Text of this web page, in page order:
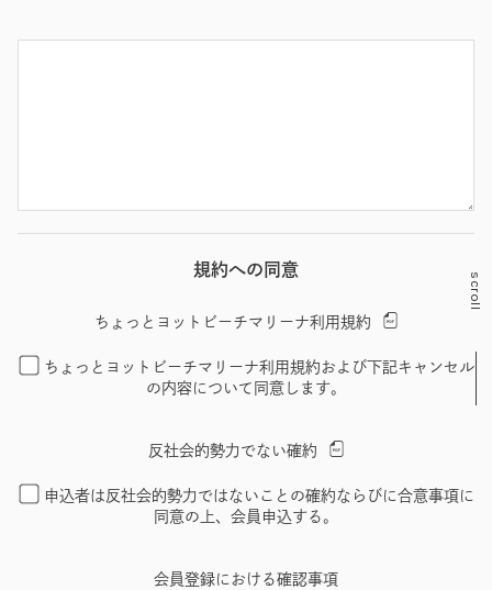
scroll
規約への同意
ちょっとヨットビーチマリーナ利用規約
ちょっとヨットビーチマリーナ利用規約および下記キャンセル
の内容について同意します。
反社会的勢力でない確約
申込者は反社会的勢力ではないことの確約ならびに合意事項に
同意の上、会員申込する。
会員登録における確認事項